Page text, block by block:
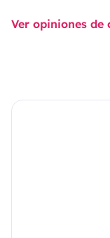
Ver opiniones de